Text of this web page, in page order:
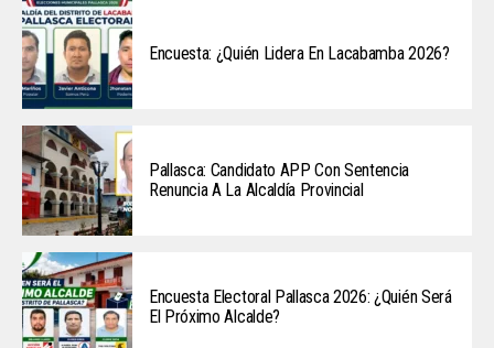
Encuesta: ¿Quién Lidera En Lacabamba 2026?
Pallasca: Candidato APP Con Sentencia
Renuncia A La Alcaldía Provincial
Encuesta Electoral Pallasca 2026: ¿Quién Será
El Próximo Alcalde?